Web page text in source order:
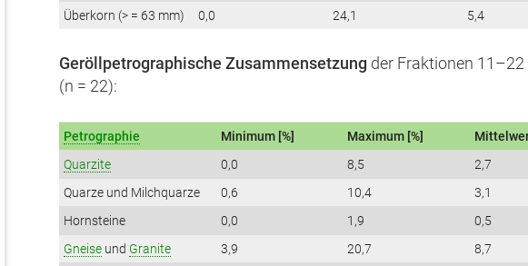
Überkorn (> = 63 mm) 0,0 24,1 5,4
Geröllpetrographische Zusammensetzung der Fraktionen
(n = 22):
Petrographie Minimum [%] Maximum [%]
Quarzite
0,0 8,5
2,7
Quarze und Milchquarze
0,6 10,4
3,1
Hornsteine
0,0 1,9
0,5
Gneise und Granite 3,9 20,7
8,7